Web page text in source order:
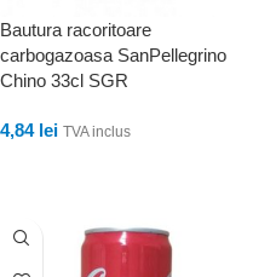
Bautura racoritoare
carbogazoasa SanPellegrino
Chino 33cl SGR
4,84 lei TVA inclus